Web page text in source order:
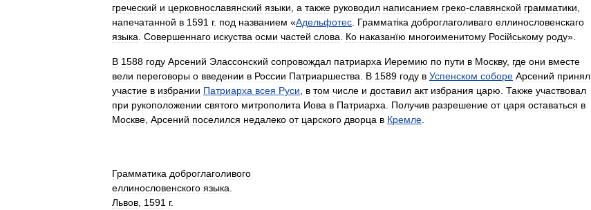
греческий и церковнославянский языки а также руководил написанием греко-славянской грамматики
напечатанной в 1591 г. под названием «Адельфотес Грамматіка доброглаголиваго еллинословенскаго
языка Совершеннаго искуства осми частей слова Ко наказанїю многоименитому Російському роду».
В 1588 году Арсений Элассонский сопровождал патриарха Иеремию по пути в Москву, где они вместе
вели переговоры о введении в России Патриаршества В 1589 году в Успенском соборе Арсений принял
участие в избрании Патриарха всея Руси в том числе и доставил акт избрания царю Также участвовал
при рукоположении святого митрополита Иова в Патриарха Получив разрешение от царя оставаться в
Москве Арсений поселился недалеко от царского дворца в Кремле
Грамматика доброглаголивого
еллинословенского языка
Львов 1591 г.